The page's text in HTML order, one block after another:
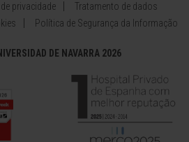
privacidade
Tratamento de dados
Política de Segurança da Informação
DE NAVARRA 2026